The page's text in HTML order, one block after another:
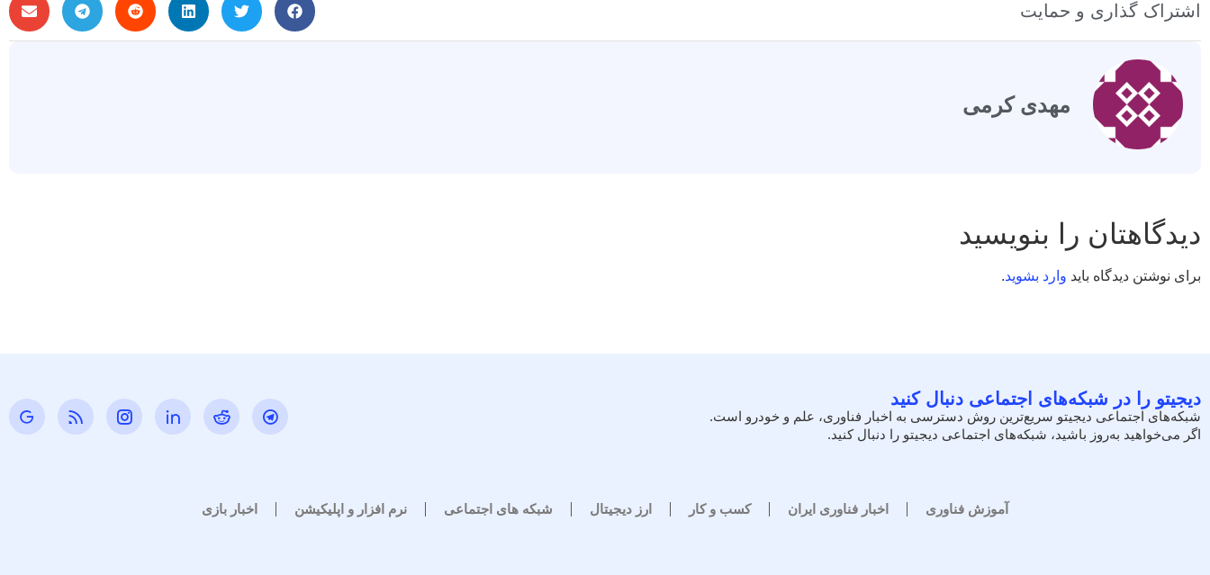
اشتراک گذاری و حمایت
مهدی کرمی
دیدگاهتان را بنویسید
برای نوشتن دیدگاه باید وارد بشوید.
دیجیتو را در شبکه‌های اجتماعی دنبال کنید
شبکه‌های اجتماعی دیجیتو سریع‌ترین روش دسترسی به اخبار فناوری، علم و خودرو است.
اگر می‌خواهید به‌روز باشید، شبکه‌های اجتماعی دیجیتو را دنبال کنید.
آموزش فناوری اخبار فناوری ایران کسب و کار ارز دیجیتال شبکه های اجتماعی نرم افزار و اپلیکیشن اخبار بازی